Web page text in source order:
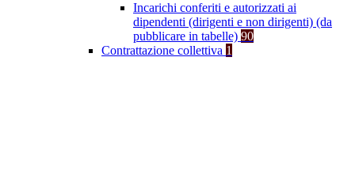
Incarichi conferiti e autorizzati ai
dipendenti (dirigenti e non dirigenti) (da
pubblicare in tabelle) 90
Contrattazione collettiva 1